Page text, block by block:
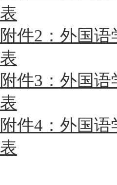
表
附件2：外国
表
附件3：外国
表
附件4：外国
表